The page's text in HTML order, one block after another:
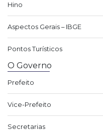
Hino
Aspectos Gerais – IBGE
Pontos Turísticos
O Governo
Prefeito
Vice-Prefeito
Secretarias